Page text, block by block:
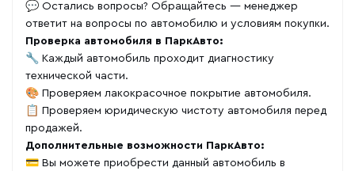
💬 Остались вопросы? Обращайтесь — менеджер
ответит на вопросы по автомобилю и условиям покупки.
Проверка автомобиля в ПаркАвто:
🔧 Каждый автомобиль проходит диагностику
технической части.
🎨 Проверяем лакокрасочное покрытие автомобиля.
📋 Проверяем юридическую чистоту автомобиля перед
продажей.
Дополнительные возможности ПаркАвто:
💳 Вы можете приобрести данный автомобиль в